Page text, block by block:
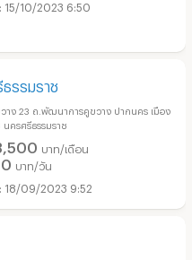
15/10/2023 6:50
รรมราช
าง 23 ถ.พัฒนาการคูขวาง ปากนคร เมือง
นครศรีธรรมราช
บาท/เดือน
บาท/วัน
18/09/2023 9:52